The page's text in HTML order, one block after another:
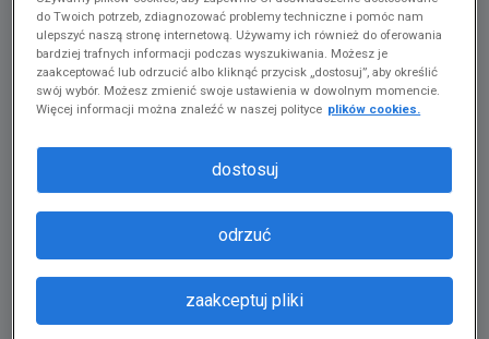
Pracuj dla jednej z największych firm na świecie i
zyskaj jeszcze więcej, bo to Twoja zmiana i Twoja
nowa praca. Wysoka stawka godzinowa do 36,22
zł/godz. brutto*.
Poszukujemy osób na stanowisko pracownika /
Gliwicach
Amazon jest pracodawcą równych szans i czyni
starania na rzecz dostępności miejsc pracy
dlaosób z niepełnosprawnościamii Ta oferta
pracy jest otwarta także do nich.
do Twoich potrzeb, zdiagnozować problemy techniczne i pomóc nam
ulepszyć naszą stronę internetową. Używamy ich również do oferowania
bardziej trafnych informacji podczas wyszukiwania. Możesz je
zaakceptować lub odrzucić albo kliknąć przycisk „dostosuj”, aby określić
swój wybór. Możesz zmienić swoje ustawienia w dowolnym momencie.
Więcej informacji można znaleźć w naszej polityce plików cookies.
zaakceptuj pliki
odrzuć
dostosuj